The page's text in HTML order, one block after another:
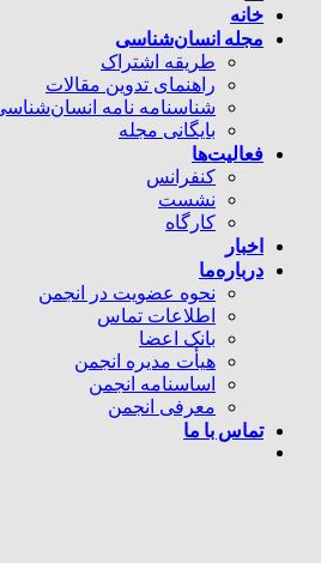
خانه
مجله انسان‌شناسی
طریقه اشتراک
راهنمای تدوین مقالات
شناسنامه نامه انسان‌شناسی
بایگانی مجله
فعالیت‌ها
کنفرانس
نشست
کارگاه
اخبار
درباره‌ما
نحوه عضویت در انجمن
اطلاعات تماس
بانک اعضا
هیأت مدیره انجمن
اساسنامه انجمن
معرفی انجمن
تماس با ما